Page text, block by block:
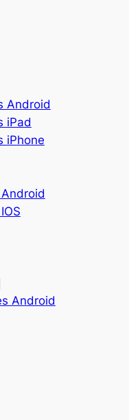
Android
iPad
iPhone
Android